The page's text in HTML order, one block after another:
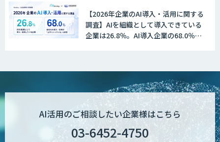
【2026年企業のAI導入・活用に関する
調査】AIを組織として導入できている
企業は26.8％。AI導入企業の68.0％
AI活用のご相談したい企業様はこちら
03-6452-4750